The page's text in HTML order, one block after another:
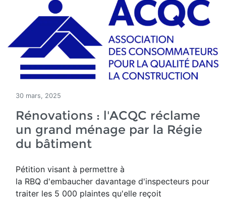
30 mars, 2025
Rénovations : l'ACQC réclame
un grand ménage par la Régie
du bâtiment
Pétition visant à permettre à
la RBQ d'embaucher davantage d'inspecteurs pour
traiter les 5 000 plaintes qu'elle reçoit